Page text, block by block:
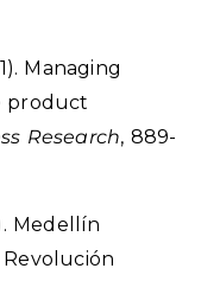
Managing
product
Research, 889-
Medellín